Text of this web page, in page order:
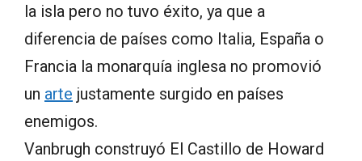
la isla pero no tuvo éxito, ya que a
diferencia de países como Italia, España o
Francia la monarquía inglesa no promovió
un arte justamente surgido en países
enemigos.
Vanbrugh construyó El Castillo de Howard